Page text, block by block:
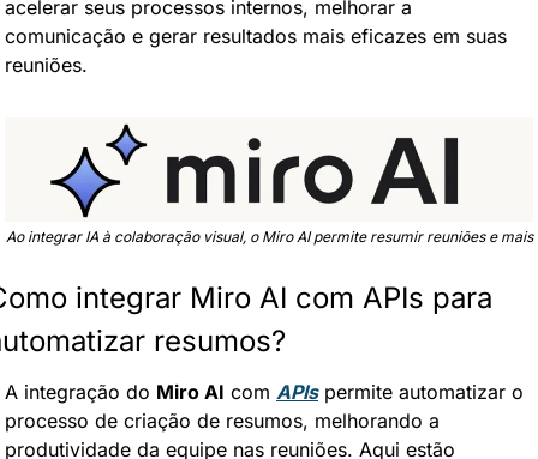
acelerar seus processos internos, melhorar a
comunicação e gerar resultados mais eficazes em suas
reuniões.
Ao integrar IA à colaboração visual, o Miro AI permite resumir reuniões e mais
integrar Miro AI com APIs para
resumos?
A integração do Miro AI com APIs permite automatizar o
processo de criação de resumos, melhorando a
produtividade da equipe nas reuniões. Aqui estão